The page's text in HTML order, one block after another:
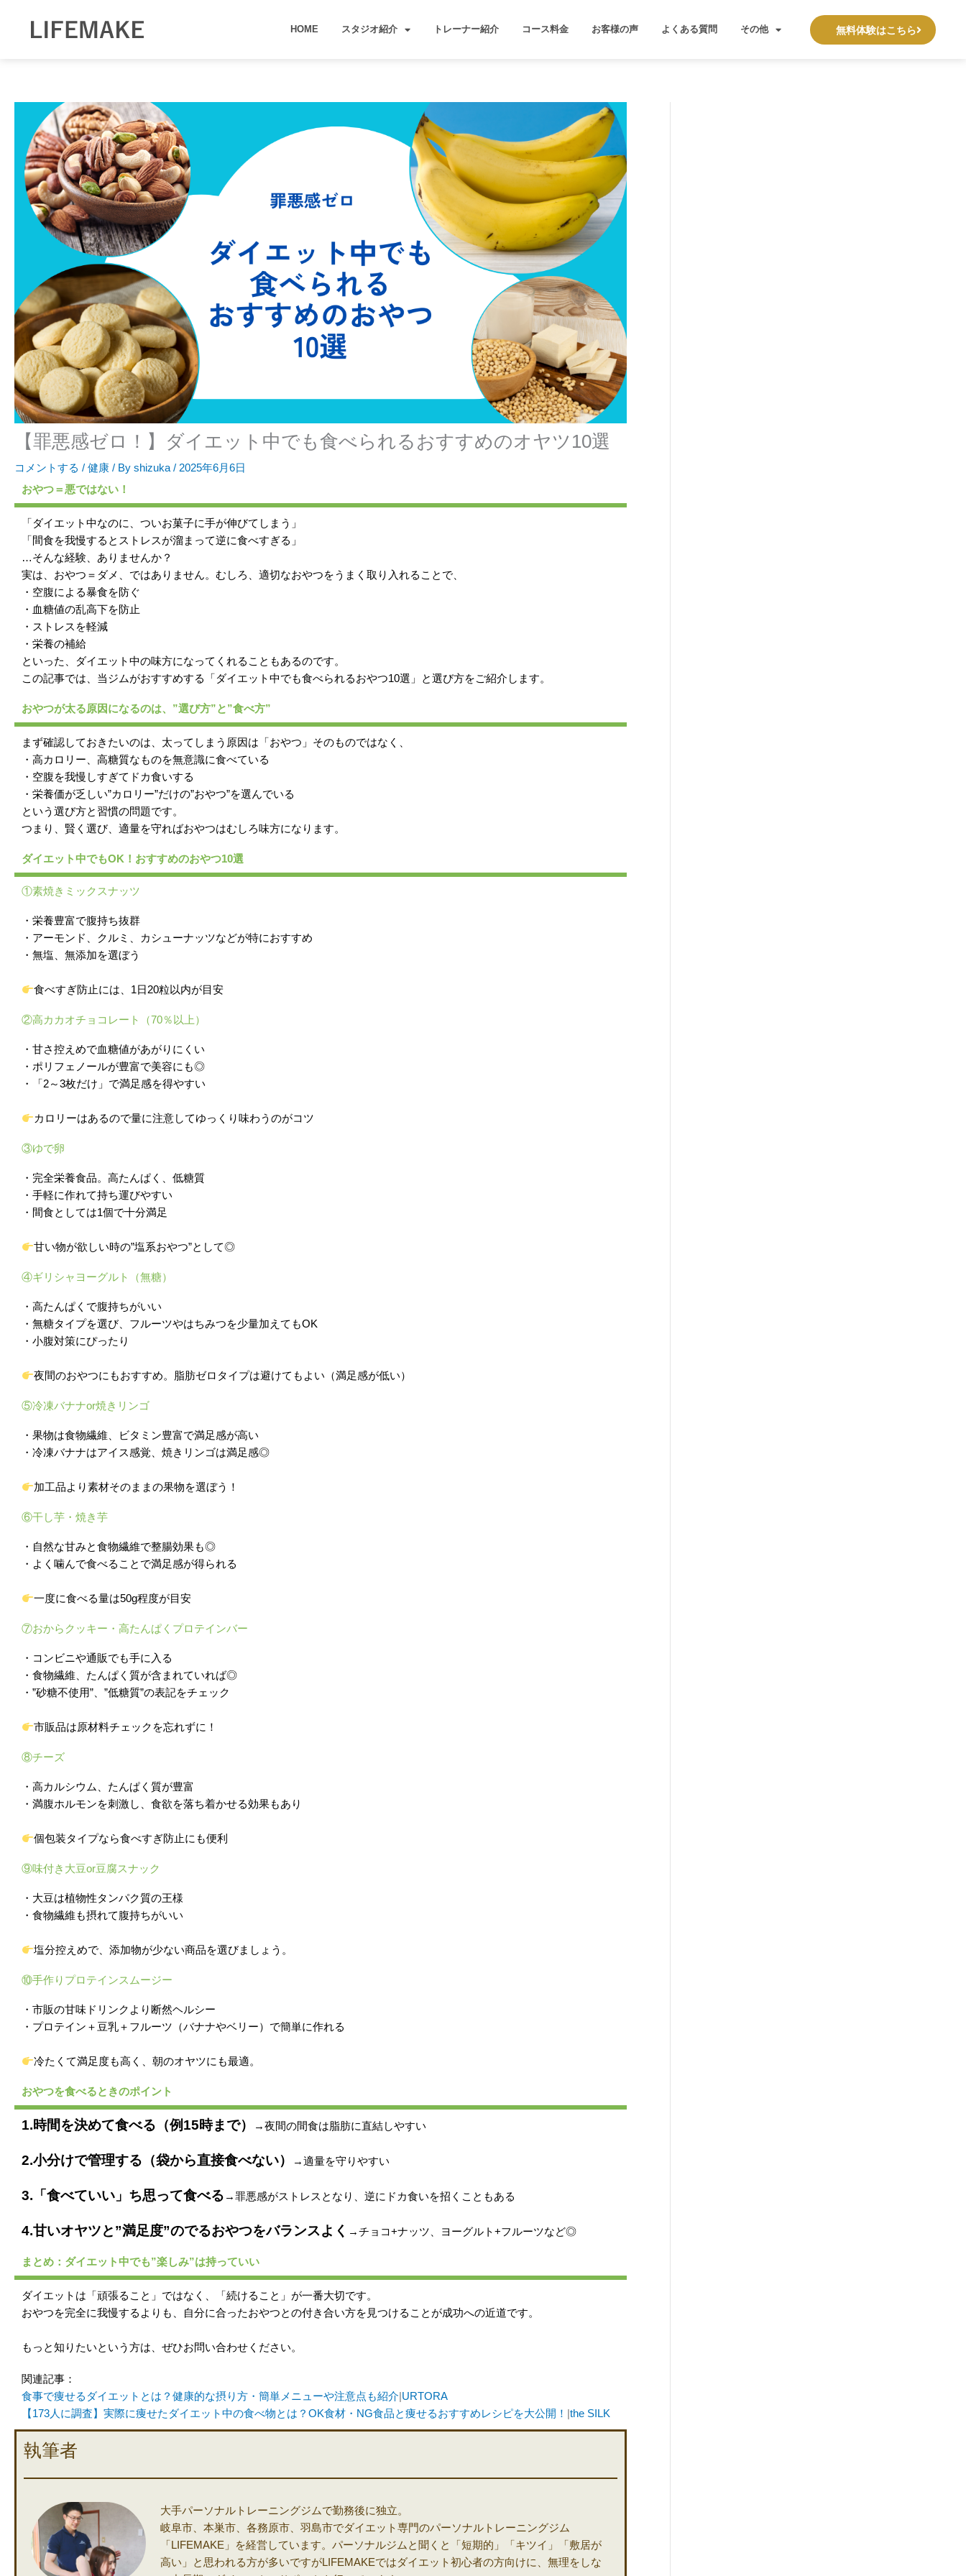
HOME スタジオ紹介 トレーナー紹介 コース料金 お客様の声 よくある質問 その他 無料体験はこちら
【罪悪感ゼロ！】ダイエット中でも食べられるおすすめのオヤツ10選
コメントする / 健康 / By shizuka / 2025年6月6日
おやつ＝悪ではない！
「ダイエット中なのに、ついお菓子に手が伸びてしまう」
「間食を我慢するとストレスが溜まって逆に食べすぎる」
…そんな経験、ありませんか？
実は、おやつ＝ダメ、ではありません。むしろ、適切なおやつをうまく取り入れることで、
・空腹による暴食を防ぐ
・血糖値の乱高下を防止
・ストレスを軽減
・栄養の補給
といった、ダイエット中の味方になってくれることもあるのです。
この記事では、当ジムがおすすめする「ダイエット中でも食べられるおやつ10選」と選び方をご紹介します。
おやつが太る原因になるのは、”選び方”と”食べ方”
まず確認しておきたいのは、太ってしまう原因は「おやつ」そのものではなく、
・高カロリー、高糖質なものを無意識に食べている
・空腹を我慢しすぎてドカ食いする
・栄養価が乏しい”カロリー”だけの”おやつ”を選んでいる
という選び方と習慣の問題です。
つまり、賢く選び、適量を守ればおやつはむしろ味方になります。
ダイエット中でもOK！おすすめのおやつ10選
①素焼きミックスナッツ
・栄養豊富で腹持ち抜群
・アーモンド、クルミ、カシューナッツなどが特におすすめ
・無塩、無添加を選ぼう
食べすぎ防止には、1日20粒以内が目安
②高カカオチョコレート（70％以上）
・甘さ控えめで血糖値があがりにくい
・ポリフェノールが豊富で美容にも◎
・「2～3枚だけ」で満足感を得やすい
カロリーはあるので量に注意してゆっくり味わうのがコツ
③ゆで卵
・完全栄養食品。高たんぱく、低糖質
・手軽に作れて持ち運びやすい
・間食としては1個で十分満足
甘い物が欲しい時の”塩系おやつ”として◎
④ギリシャヨーグルト（無糖）
・高たんぱくで腹持ちがいい
・無糖タイプを選び、フルーツやはちみつを少量加えてもOK
・小腹対策にぴったり
夜間のおやつにもおすすめ。脂肪ゼロタイプは避けてもよい（満足感が低い）
⑤冷凍バナナor焼きリンゴ
・果物は食物繊維、ビタミン豊富で満足感が高い
・冷凍バナナはアイス感覚、焼きリンゴは満足感◎
加工品より素材そのままの果物を選ぼう！
⑥干し芋・焼き芋
・自然な甘みと食物繊維で整腸効果も◎
・よく噛んで食べることで満足感が得られる
一度に食べる量は50g程度が目安
⑦おからクッキー・高たんぱくプロテインバー
・コンビニや通販でも手に入る
・食物繊維、たんぱく質が含まれていれば◎
・”砂糖不使用”、”低糖質”の表記をチェック
市販品は原材料チェックを忘れずに！
⑧チーズ
・高カルシウム、たんぱく質が豊富
・満腹ホルモンを刺激し、食欲を落ち着かせる効果もあり
個包装タイプなら食べすぎ防止にも便利
⑨味付き大豆or豆腐スナック
・大豆は植物性タンパク質の王様
・食物繊維も摂れて腹持ちがいい
塩分控えめで、添加物が少ない商品を選びましょう。
⑩手作りプロテインスムージー
・市販の甘味ドリンクより断然ヘルシー
・プロテイン＋豆乳＋フルーツ（バナナやベリー）で簡単に作れる
冷たくて満足度も高く、朝のオヤツにも最適。
おやつを食べるときのポイント
1.時間を決めて食べる（例15時まで） →夜間の間食は脂肪に直結しやすい
2.小分けで管理する（袋から直接食べない） →適量を守りやすい
3.「食べていい」ち思って食べる →罪悪感がストレスとなり、逆にドカ食いを招くこともある
4.甘いオヤツと”満足度”のでるおやつをバランスよく →チョコ+ナッツ、ヨーグルト+フルーツなど◎
まとめ：ダイエット中でも”楽しみ”は持っていい
ダイエットは「頑張ること」ではなく、「続けること」が一番大切です。
おやつを完全に我慢するよりも、自分に合ったおやつとの付き合い方を見つけることが成功への近道です。
もっと知りたいという方は、ぜひお問い合わせください。
関連記事：
食事で痩せるダイエットとは？健康的な摂り方・簡単メニューや注意点も紹介|URTORA
【173人に調査】実際に痩せたダイエット中の食べ物とは？OK食材・NG食品と痩せるおすすめレシピを大公開！ |the SILK
執筆者
大手パーソナルトレーニングジムで勤務後に独立。
岐阜市、本巣市、各務原市、羽島市でダイエット専門のパーソナルトレーニングジム
「LIFEMAKE」を経営しています。パーソナルジムと聞くと「短期的」「キツイ」「敷居が
高い」と思われる方が多いですがLIFEMAKEではダイエット初心者の方向けに、無理をしな